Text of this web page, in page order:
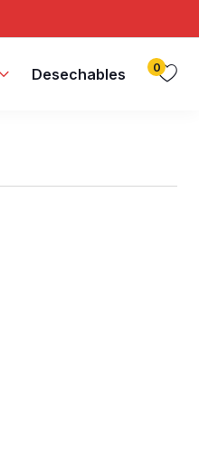
Desechables 0